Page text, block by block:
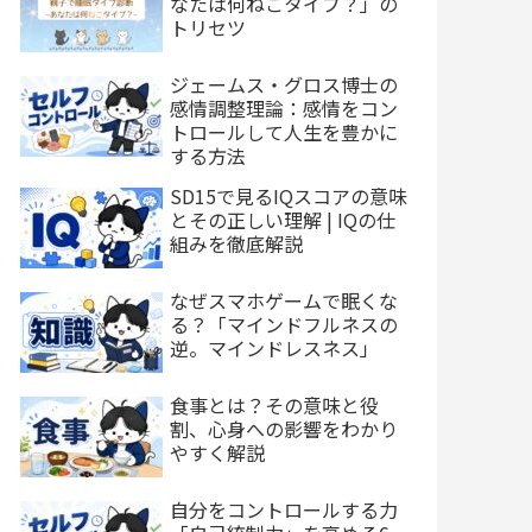
トリセツ
ジェームス・グロス博士の
感情調整理論：感情をコン
トロールして人生を豊かに
する方法
SD15で見るIQスコアの意味
とその正しい理解 | IQの仕
組みを徹底解説
なぜスマホゲームで眠くな
る？「マインドフルネスの
逆。マインドレスネス」
食事とは？その意味と役
割、心身への影響をわかり
やすく解説
自分をコントロールする力